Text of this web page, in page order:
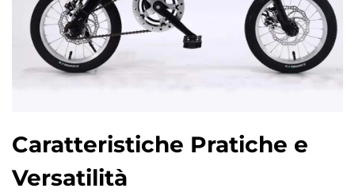
Caratteristiche Pratiche e
Versatilità